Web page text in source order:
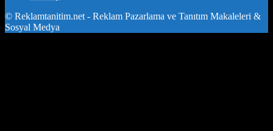
© Reklamtanitim.net - Reklam Pazarlama ve Tanıtım Makaleleri &
Sosyal Medya